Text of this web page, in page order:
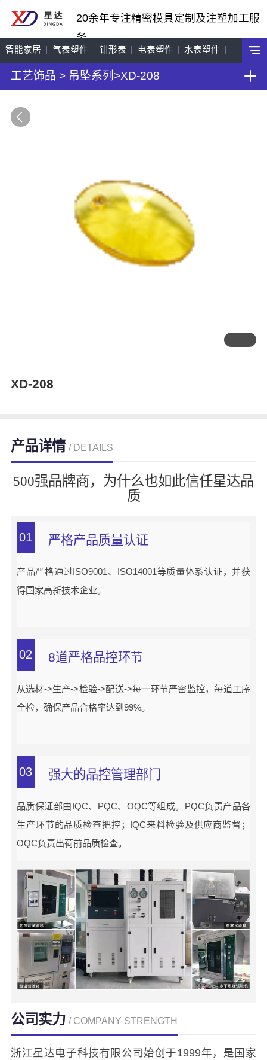
20余年专注精密模具定制及注塑加工服
务
智能家居 气表塑件 钳形表 电表塑件 水表塑件
工艺饰品 机车配件
工艺饰品 > 吊坠系列 >XD-208
XD-208
产品详情 / DETAILS
500强品牌商，为什么也如此信任星达品
质
01 严格产品质量认证
产品严格通过ISO9001、ISO14001等质量体系认证，并获
得国家高新技术企业。
02 8道严格品控环节
从选材->生产->检验->配送->每一环节严密监控，每道工序
全检，确保产品合格率达到99%。
03 强大的品控管理部门
品质保证部由IQC、PQC、OQC等组成。PQC负责产品各
生产环节的品质检查把控；IQC来料检验及供应商监督；
OQC负责出荷前品质检查。
公司实力 / COMPANY STRENGTH
浙江星达电子科技有限公司始创于1999年，是国家